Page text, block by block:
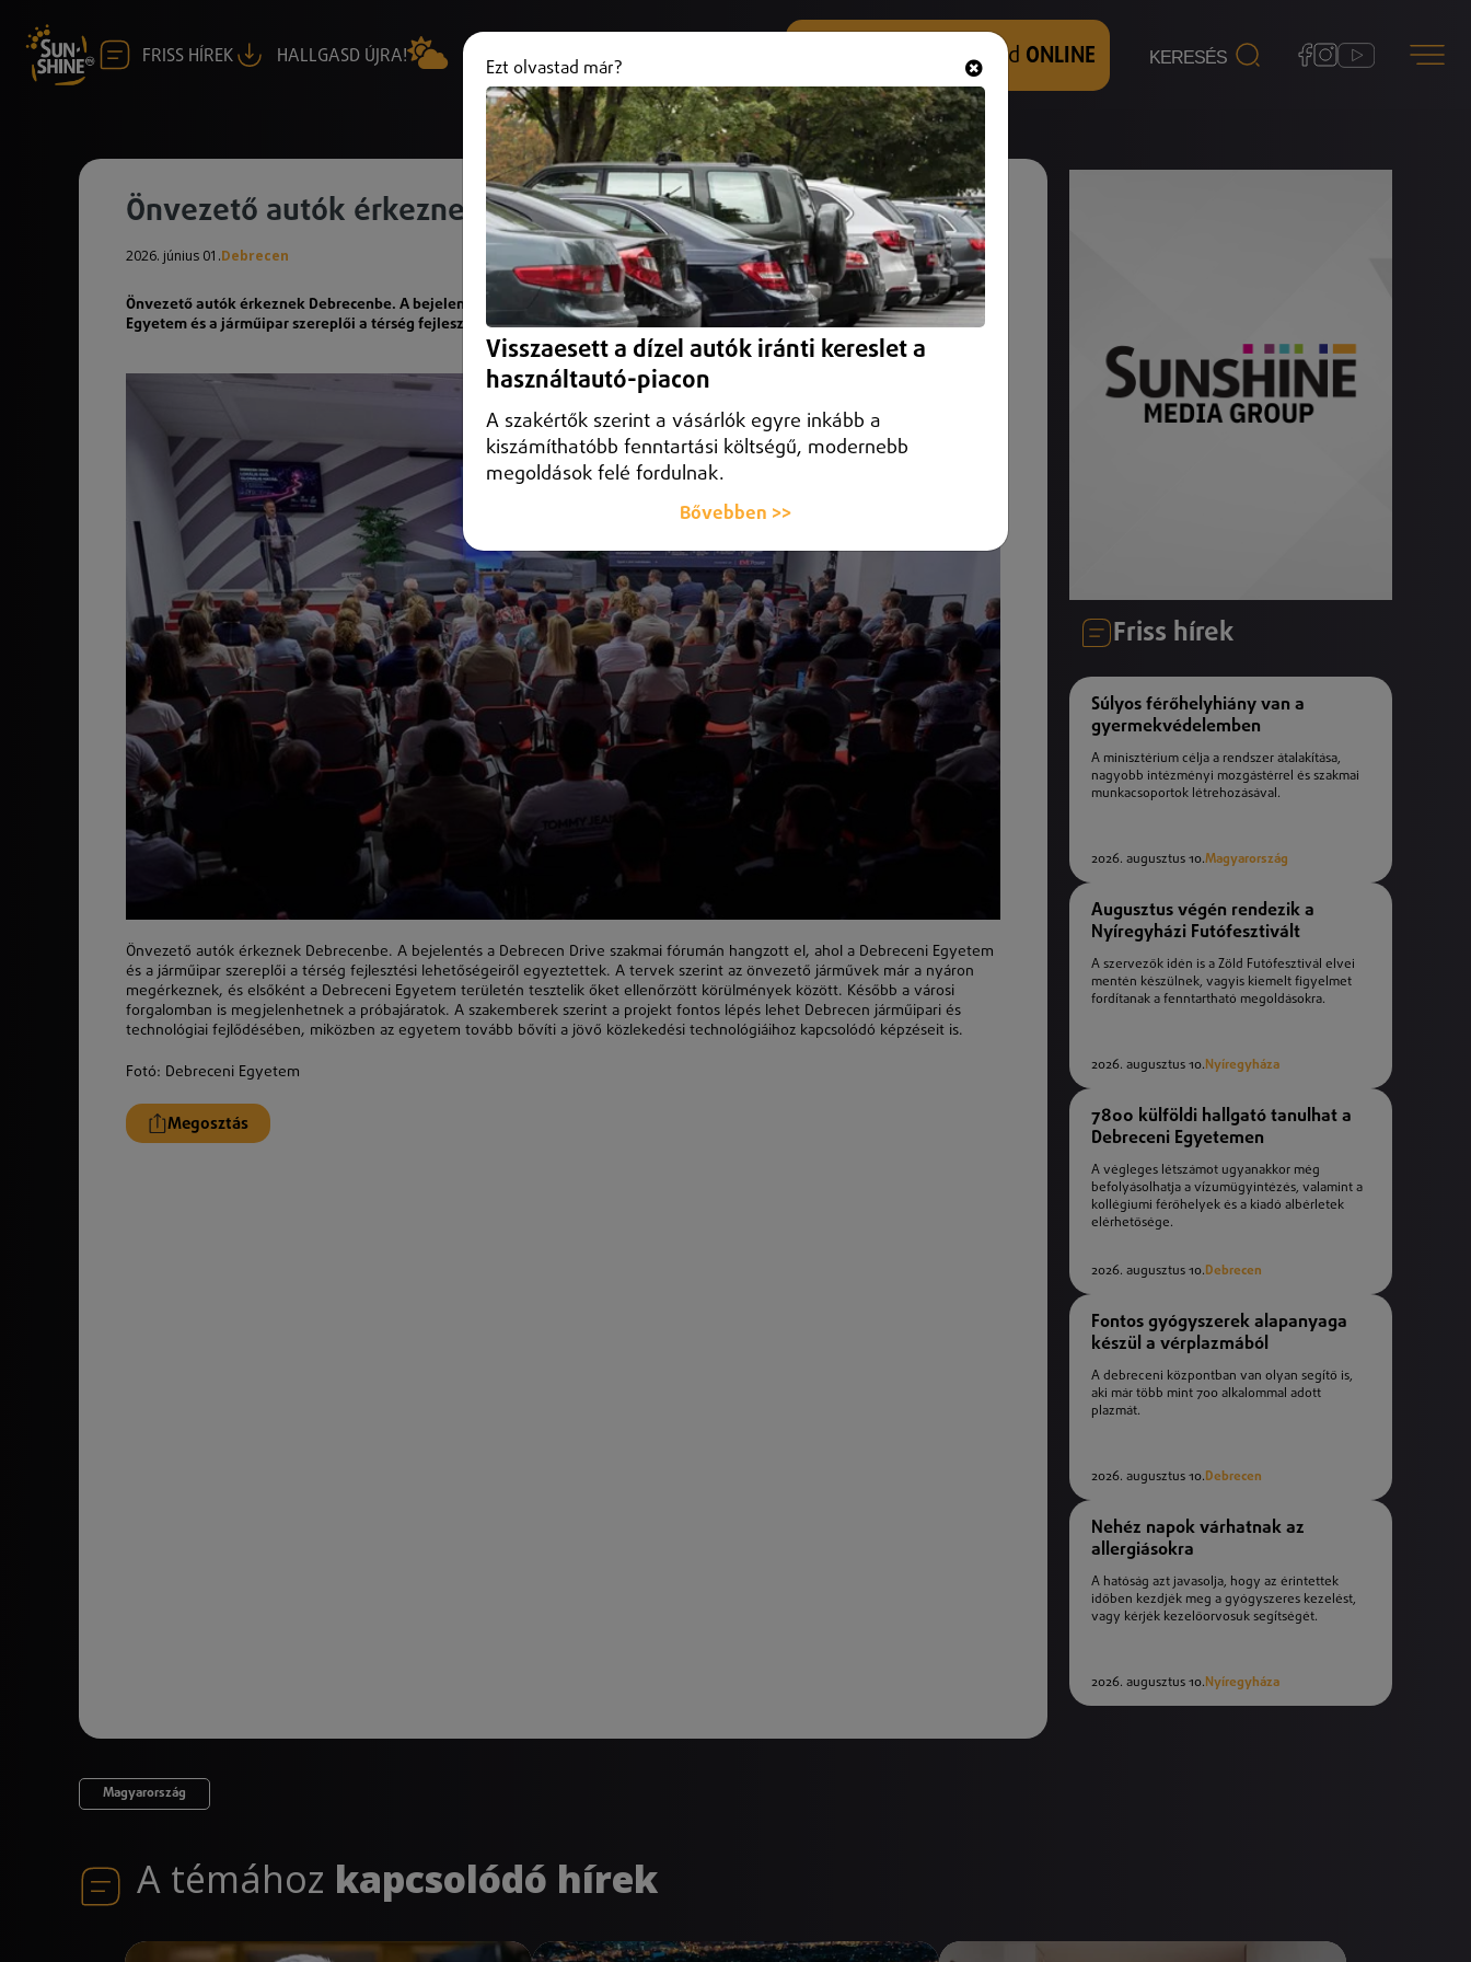
FRISS HÍREK HALLGASD ÚJRA! +36 (20) 316 3000 Hallgasd és nézd ONLINE
Önvezető autók érkeznek Debrecenbe
2026. június 01.Debrecen
Önvezető autók érkeznek Debrecenbe. A bejelentés a Debrecen Drive szakmai fórumán hangzott el, ahol a Debreceni
Egyetem és a járműipar szereplői a térség fejlesztési lehetőségeiről egyeztettek.
Önvezető autók érkeznek Debrecenbe. A bejelentés a Debrecen Drive szakmai fórumán hangzott el, ahol a Debreceni Egyetem
és a járműipar szereplői a térség fejlesztési lehetőségeiről egyeztettek. A tervek szerint az önvezető járművek már a nyáron
megérkeznek, és elsőként a Debreceni Egyetem területén tesztelik őket ellenőrzött körülmények között. Később a városi
forgalomban is megjelenhetnek a próbajáratok. A szakemberek szerint a projekt fontos lépés lehet Debrecen járműipari és
technológiai fejlődésében, miközben az egyetem tovább bővíti a jövő közlekedési technológiáihoz kapcsolódó képzéseit is.
Fotó: Debreceni Egyetem
Megosztás
Friss hírek
Súlyos férőhelyhiány van a
gyermekvédelemben
A minisztérium célja a rendszer átalakítása,
nagyobb intézményi mozgástérrel és szakmai
munkacsoportok létrehozásával.
2026. augusztus 10.Magyarország
Augusztus végén rendezik a
Nyíregyházi Futófesztivált
A szervezők idén is a Zöld Futófesztivál elvei
mentén készülnek, vagyis kiemelt figyelmet
fordítanak a fenntartható megoldásokra.
2026. augusztus 10. Nyíregyháza
7800 külföldi hallgató tanulhat a
Debreceni Egyetemen
A végleges létszámot ugyanakkor még
befolyásolhatja a vízumügyintézés, valamint a
kollégiumi férőhelyek és a kiadó albérletek
elérhetősége.
2026. augusztus 10.Debrecen
Fontos gyógyszerek alapanyaga
készül a vérplazmából
A debreceni központban van olyan segítő is,
aki már több mint 700 alkalommal adott
plazmát.
2026. augusztus 10.Debrecen
Nehéz napok várhatnak az
allergiásokra
A hatóság azt javasolja, hogy az érintettek
időben kezdjék meg a gyógyszeres kezelést,
vagy kérjék kezelőorvosuk segítségét.
2026. augusztus 10. Nyíregyháza
Magyarország
A témához kapcsolódó hírek
Ezt olvastad már?
Visszaesett a dízel autók iránti kereslet a
használtautó-piacon
A szakértők szerint a vásárlók egyre inkább a
kiszámíthatóbb fenntartási költségű, modernebb
megoldások felé fordulnak.
Bővebben >>